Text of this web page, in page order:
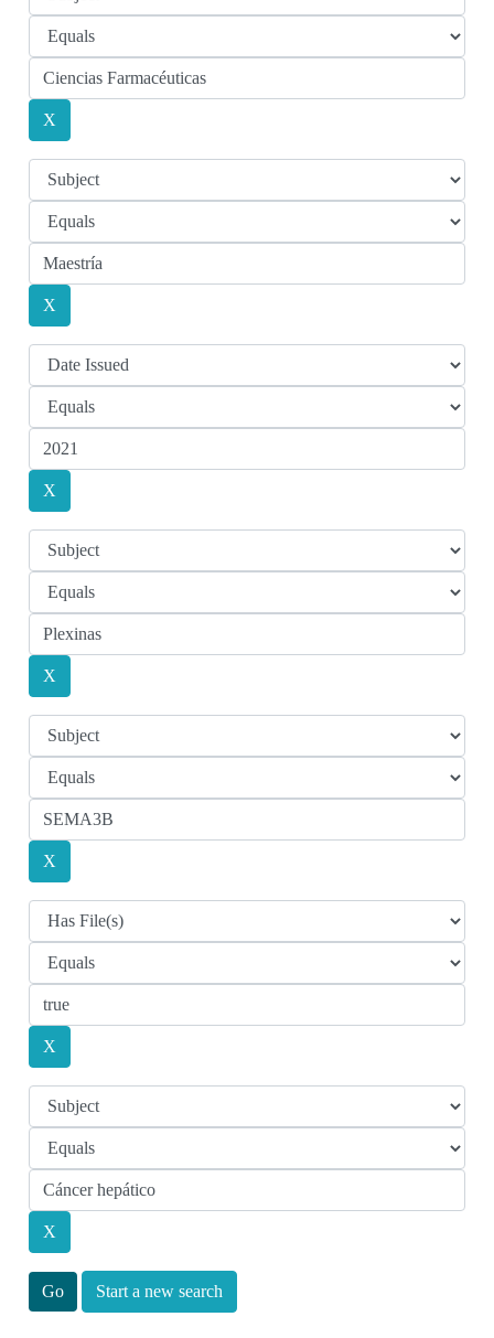
Start a new search